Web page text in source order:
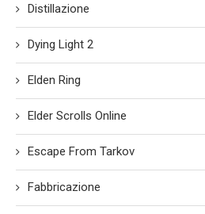
Distillazione
Dying Light 2
Elden Ring
Elder Scrolls Online
Escape From Tarkov
Fabbricazione